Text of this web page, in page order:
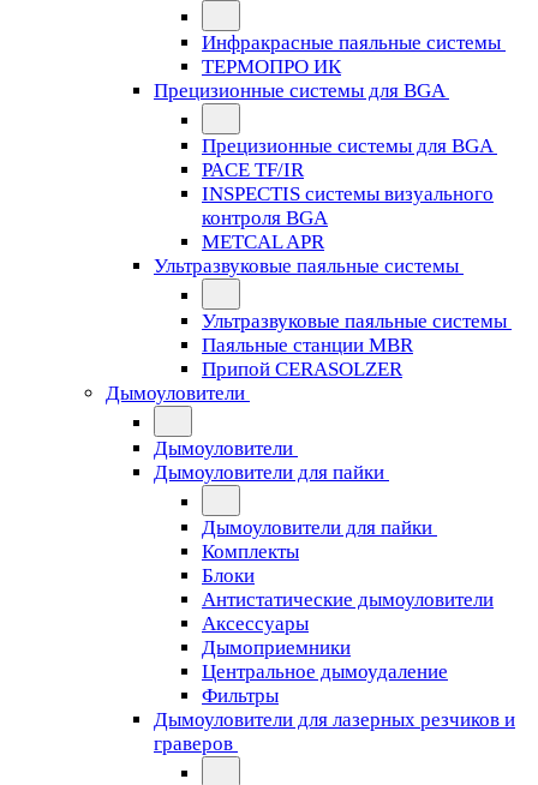
Инфракрасные паяльные системы
ТЕРМОПРО ИК
Прецизионные системы для BGA
Прецизионные системы для BGA
PACE TF/IR
INSPECTIS системы визуального
контроля BGA
METCAL APR
Ультразвуковые паяльные системы
Ультразвуковые паяльные системы
Паяльные станции MBR
Припой CERASOLZER
Дымоуловители
Дымоуловители
Дымоуловители для пайки
Дымоуловители для пайки
Комплекты
Блоки
Антистатические дымоуловители
Аксессуары
Дымоприемники
Центральное дымоудаление
Фильтры
Дымоуловители для лазерных резчиков и
граверов